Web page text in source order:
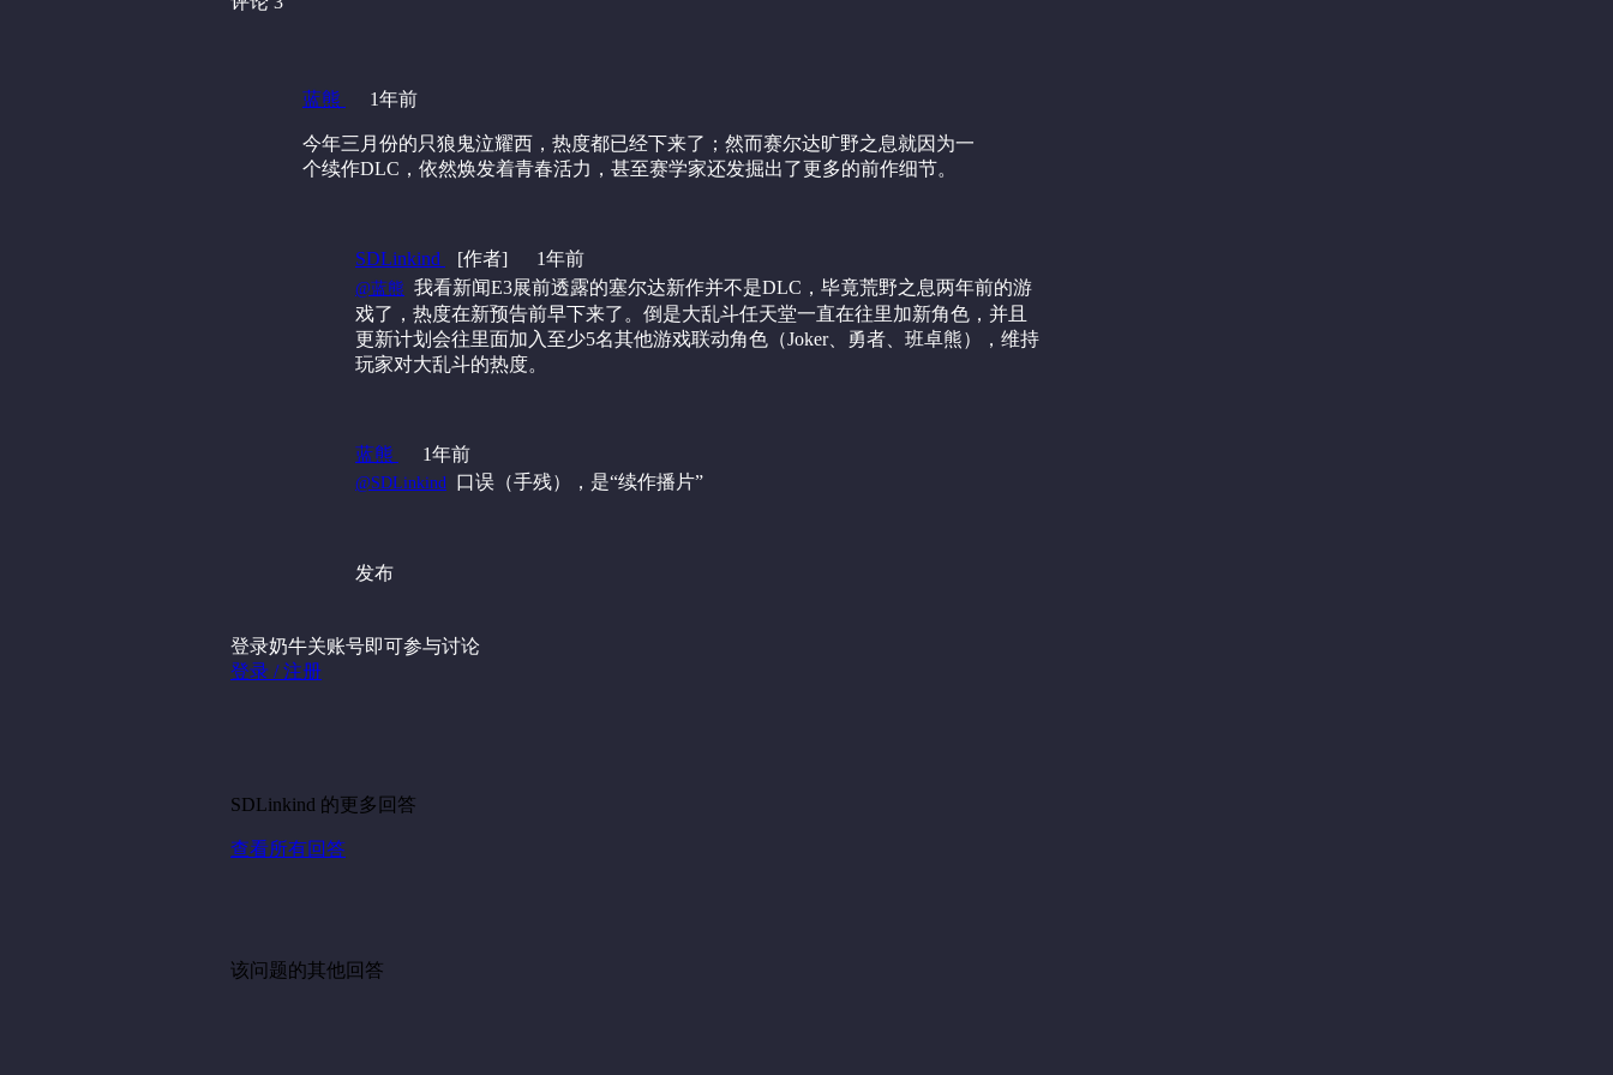
蓝熊 1年前
今年三月份的只狼鬼泣耀西，热度都已经下来了；然而赛尔达旷野之息就因为一
个续作DLC，依然焕发着青春活力，甚至赛学家还发掘出了更多的前作细节。
SDLinkind [作者] 1年前
@蓝熊 ‍ 我看新闻E3展前透露的塞尔达新作并不是DLC，毕竟荒野之息两年前的游
戏了，热度在新预告前早下来了。倒是大乱斗任天堂一直在往里加新角色，并且
更新计划会往里面加入至少5名其他游戏联动角色（Joker、勇者、班卓熊），维持
玩家对大乱斗的热度。
蓝熊 1年前
@SDLinkind ‍ 口误（手残），是“续作播片”
发布
登录奶牛关账号即可参与讨论
登录 / 注册
SDLinkind 的更多回答
查看所有回答
该问题的其他回答